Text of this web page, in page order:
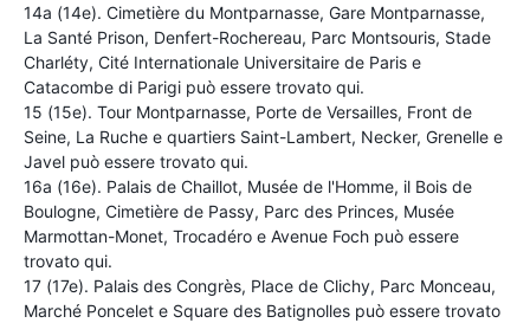
14a (14e). Cimetière du Montparnasse, Gare Montparnasse,
La Santé Prison, Denfert-Rochereau, Parc Montsouris, Stade
Charléty, Cité Internationale Universitaire de Paris e
Catacombe di Parigi può essere trovato qui.
15 (15e). Tour Montparnasse, Porte de Versailles, Front de
Seine, La Ruche e quartiers Saint-Lambert, Necker, Grenelle e
Javel può essere trovato qui.
16a (16e). Palais de Chaillot, Musée de l'Homme, il Bois de
Boulogne, Cimetière de Passy, Parc des Princes, Musée
Marmottan-Monet, Trocadéro e Avenue Foch può essere
trovato qui.
17 (17e). Palais des Congrès, Place de Clichy, Parc Monceau,
Marché Poncelet e Square des Batignolles può essere trovato